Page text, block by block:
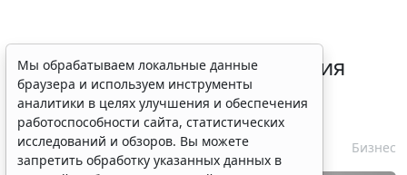
Срок согласования заключения
контракта с единственным
контрагентом сократили
7 августа 2026 16:55 Бизнес
Мы обрабатываем локальные данные
браузера и используем инструменты
аналитики в целях улучшения и обеспечения
работоспособности сайта, статистических
исследований и обзоров. Вы можете
запретить обработку указанных данных в